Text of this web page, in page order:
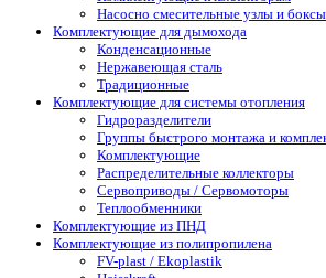
Насосно смесительные узлы и
Комплектующие для дымохода
Конденсационные
Нержавеющая сталь
Традиционные
Комплектующие для системы отопления
Гидроразделители
Группы быстрого монтажа и
Комплектующие
Распределительные коллекторы
Сервоприводы / Сервомоторы
Теплообменники
Комплектующие из ПНД
Комплектующие из полипропилена
FV-plast / Ekoplastik